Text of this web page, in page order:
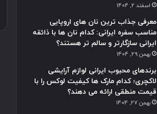
اسفند 2, 1404
معرفی جذاب ترین نان های اروپایی
مناسب سفره ایرانی: کدام نان ها با ذائقه
ایرانی سازگارتر و سالم تر هستند؟
بهمن 29, 1404
برندهای محبوب ایرانی لوازم آرایشی
لاکچری؛ کدام مارک ها کیفیت لوکس را با
قیمت منطقی ارائه می دهند؟
بهمن 27, 1404